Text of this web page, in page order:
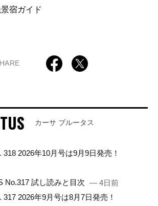
宿ガイド
カーサ ブルータス
318 2026年10月号は9月9日発売！
No.317 試し読みと目次 — 4日前
317 2026年9月号は8月7日発売！